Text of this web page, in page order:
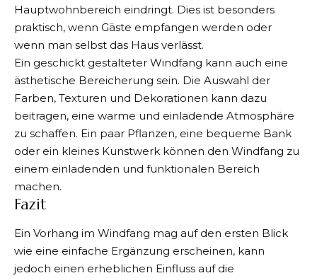
Hauptwohnbereich eindringt. Dies ist besonders
praktisch, wenn Gäste empfangen werden oder
wenn man selbst das Haus verlässt.
Ein geschickt gestalteter Windfang kann auch eine
ästhetische Bereicherung sein. Die Auswahl der
Farben, Texturen und Dekorationen kann dazu
beitragen, eine warme und einladende Atmosphäre
zu schaffen. Ein paar Pflanzen, eine bequeme Bank
oder ein kleines Kunstwerk können den Windfang zu
einem einladenden und funktionalen Bereich
machen.
Fazit
Ein Vorhang im Windfang mag auf den ersten Blick
wie eine einfache Ergänzung erscheinen, kann
jedoch einen erheblichen Einfluss auf die